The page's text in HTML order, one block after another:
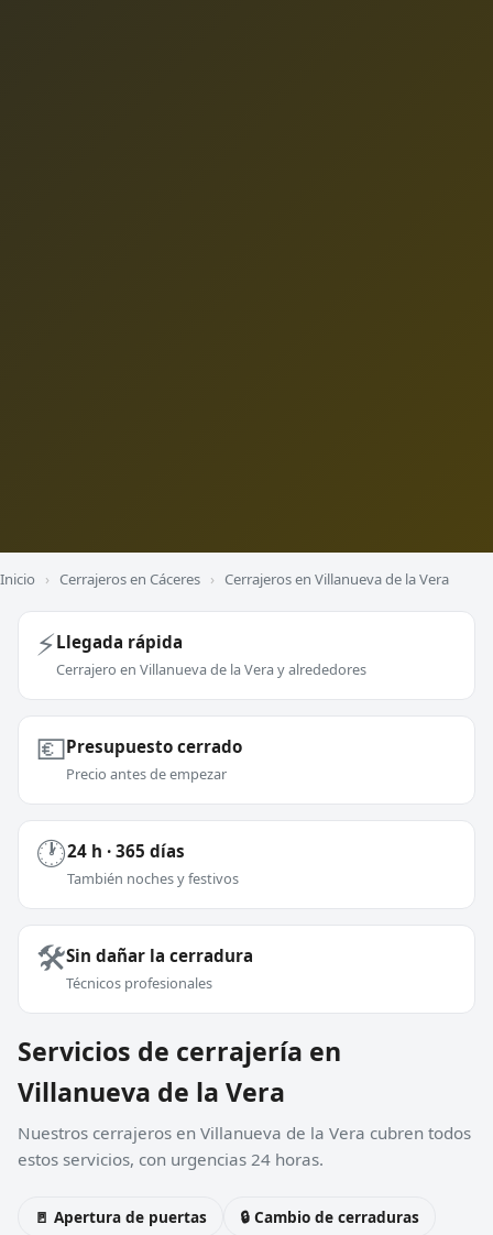
Inicio › Cerrajeros en Cáceres › Cerrajeros en Villanueva de la Vera
⚡Llegada rápida
Cerrajero en Villanueva de la Vera y alrededores
💶Presupuesto cerrado
Precio antes de empezar
🕐24 h · 365 días
También noches y festivos
🛠️Sin dañar la cerradura
Técnicos profesionales
Servicios de cerrajería en
Villanueva de la Vera
Nuestros cerrajeros en Villanueva de la Vera cubren todos
estos servicios, con urgencias 24 horas.
🚪 Apertura de puertas 🔒 Cambio de cerraduras